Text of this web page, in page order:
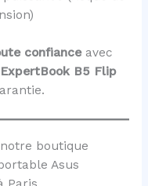
confianceavec
B5 Flip
boutique
Asus